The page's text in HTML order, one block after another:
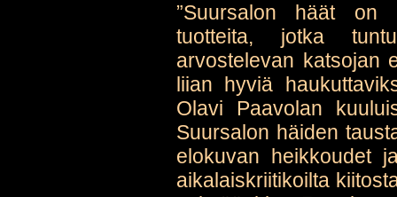
”Suursalon häät on
tuotteita, jotka
arvostelevan katsojan
liian hyviä
Olavi Paavolan
Suursalon häiden
elokuvan heikkoudet
aikalaiskriitikoilta